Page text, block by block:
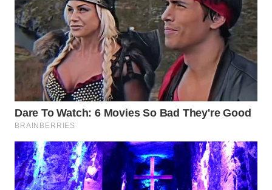
WAHANA
SELEB
WAHANA
PERSONA
WAHANA
OTOMOTIF
WAHANA
HEALTH